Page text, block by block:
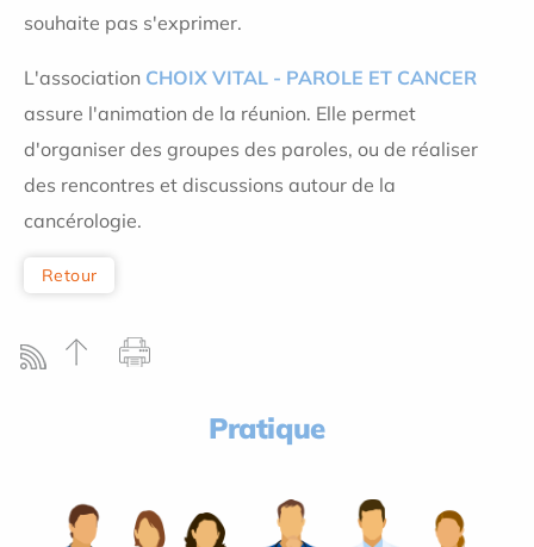
souhaite pas s'exprimer.
L'association CHOIX VITAL - PAROLE ET CANCER
assure l'animation de la réunion. Elle permet
d'organiser des groupes des paroles, ou de réaliser
des rencontres et discussions autour de la
cancérologie.
Retour
Pratique